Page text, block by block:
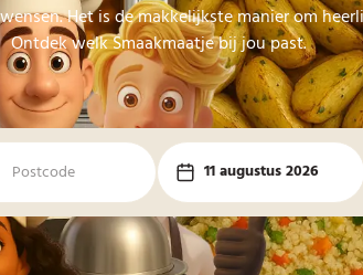
Het is de makkelijkste manier om
Ontdek welk Smaakmaatje bij jou past.
11 augustus 2026